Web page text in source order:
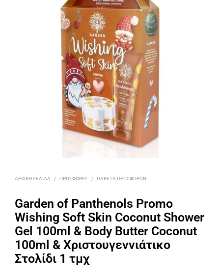
ΑΡΧΙΚΉ ΣΕΛΊΔΑ / ΠΡΟΣΦΟΡΈΣ / ΠΑΚΈΤΑ ΠΡΟΣΦΟΡΏΝ
Garden of Panthenols Promo
Wishing Soft Skin Coconut Shower
Gel 100ml & Body Butter Coconut
100ml & Χριστουγεννιάτικο
Στολίδι 1 τμχ